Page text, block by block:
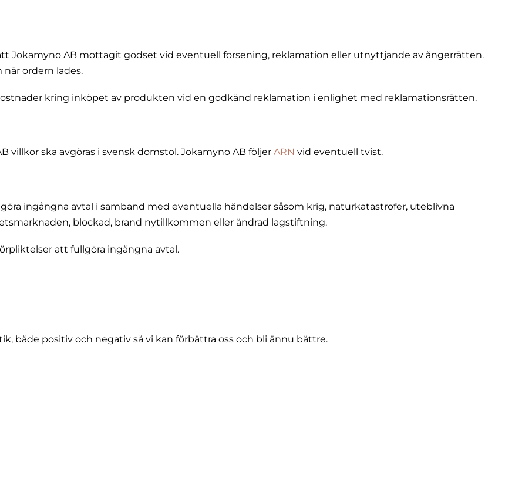
Jokamyno AB mottagit godset vid eventuell försening, reklamation eller utnyttjande av ångerrätten.
ordern lades.
kring inköpet av produkten vid en godkänd reklamation i enlighet med reklamationsrätten.
villkor ska avgöras i svensk domstol. Jokamyno AB följer ARN vid eventuell tvist.
ingångna avtal i samband med eventuella händelser såsom krig, naturkatastrofer, uteblivna
blockad, brand nytillkommen eller ändrad lagstiftning.
att fullgöra ingångna avtal.
både positiv och negativ så vi kan förbättra oss och bli ännu bättre.